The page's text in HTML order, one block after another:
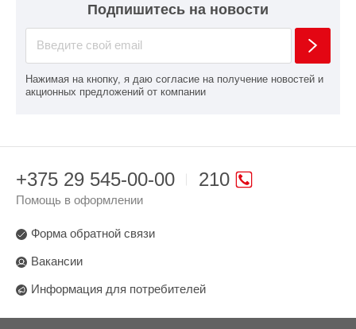
Подпишитесь на новости
Нажимая на кнопку, я даю согласие на получение новостей и
акционных предложений от компании
210
+375 29 545-00-00
Помощь в оформлении
Форма обратной связи
Вакансии
Информация для потребителей